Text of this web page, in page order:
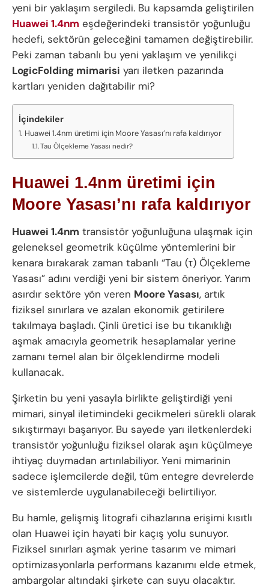
yeni bir yaklaşım sergiledi. Bu kapsamda geliştirilen
Huawei 1.4nm eşdeğerindeki transistör yoğunluğu
hedefi, sektörün geleceğini tamamen değiştirebilir.
Peki zaman tabanlı bu yeni yaklaşım ve yenilikçi
LogicFolding mimarisi yarı iletken pazarında
kartları yeniden dağıtabilir mi?
İçindekiler
Huawei 1.4nm üretimi için Moore Yasası’nı rafa kaldırıyor
Tau Ölçekleme Yasası nedir?
Huawei 1.4nm üretimi için
Moore Yasası’nı rafa kaldırıyor
Huawei 1.4nm transistör yoğunluğuna ulaşmak için
geleneksel geometrik küçülme yöntemlerini bir
kenara bırakarak zaman tabanlı “Tau (τ) Ölçekleme
Yasası” adını verdiği yeni bir sistem öneriyor. Yarım
asırdır sektöre yön veren Moore Yasası, artık
fiziksel sınırlara ve azalan ekonomik getirilere
takılmaya başladı. Çinli üretici ise bu tıkanıklığı
aşmak amacıyla geometrik hesaplamalar yerine
zamanı temel alan bir ölçeklendirme modeli
kullanacak.
Şirketin bu yeni yasayla birlikte geliştirdiği yeni
mimari, sinyal iletimindeki gecikmeleri sürekli olarak
sıkıştırmayı başarıyor. Bu sayede yarı iletkenlerdeki
transistör yoğunluğu fiziksel olarak aşırı küçülmeye
ihtiyaç duymadan artırılabiliyor. Yeni mimarinin
sadece işlemcilerde değil, tüm entegre devrelerde
ve sistemlerde uygulanabileceği belirtiliyor.
Bu hamle, gelişmiş litografi cihazlarına erişimi kısıtlı
olan Huawei için hayati bir kaçış yolu sunuyor.
Fiziksel sınırları aşmak yerine tasarım ve mimari
optimizasyonlarla performans kazanımı elde etmek,
ambargolar altındaki şirkete can suyu olacaktır.